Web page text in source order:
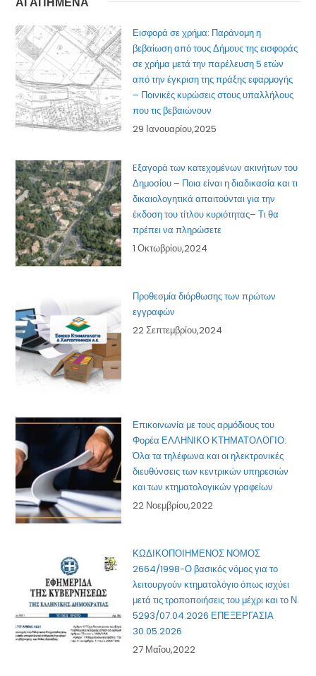
Εισφορά σε χρήμα: Παράνομη η
βεβαίωση από τους Δήμους της εισφοράς
σε χρήμα μετά την παρέλευση 5 ετών
από την έγκριση της πράξης εφαρμογής
– Ποινικές κυρώσεις στους υπαλλήλους
που τις βεβαιώνουν
29 Ιανουαρίου,2025
Eξαγορά των κατεχομένων ακινήτων του
Δημοσίου – Ποια είναι η διαδικασία και τι
δικαιολογητικά απαιτούνται για την
έκδοση του τίτλου κυριότητας– Τι θα
πρέπει να πληρώσετε
1 Οκτωβρίου,2024
Προθεσμία διόρθωσης των πρώτων
εγγραφών
22 Σεπτεμβρίου,2024
Επικοινωνία με τους αρμόδιους του
Φορέα ΕΛΛΗΝΙΚΟ ΚΤΗΜΑΤΟΛΟΓΙΟ:
Όλα τα τηλέφωνα και οι ηλεκτρονικές
διευθύνσεις των κεντρικών υπηρεσιών
και των κτηματολογικών γραφείων
22 Νοεμβρίου,2022
ΚΩΔΙΚΟΠΟΙΗΜΕΝΟΣ ΝΟΜΟΣ
2664/1998-Ο βασικός νόμος για το
λειτουργούν κτηματολόγιο όπως ισχύει
μετά τις τροποποιήσεις του μέχρι και το Ν.
5293/07.04.2026 ΕΠΕΞΕΡΓΑΣΙΑ
30.05.2026
27 Μαΐου,2022